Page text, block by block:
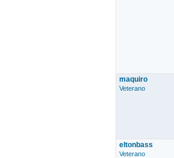
maquiro
Veterano
eltonbass
Veterano